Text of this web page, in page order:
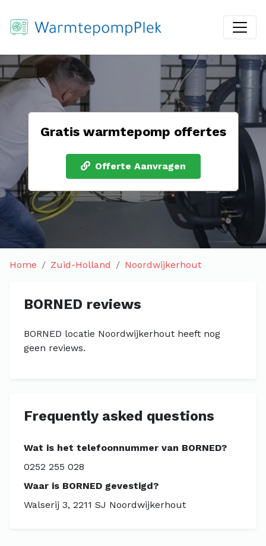
Gratis warmtepomp offertes
Offerte Aanvragen
Home Zuid-Holland Noordwijkerhout
BORNED reviews
BORNED locatie Noordwijkerhout heeft nog
geen reviews.
Frequently asked questions
Wat is het telefoonnummer van BORNED?
0252 255 028
Waar is BORNED gevestigd?
Walserij 3, 2211 SJ Noordwijkerhout